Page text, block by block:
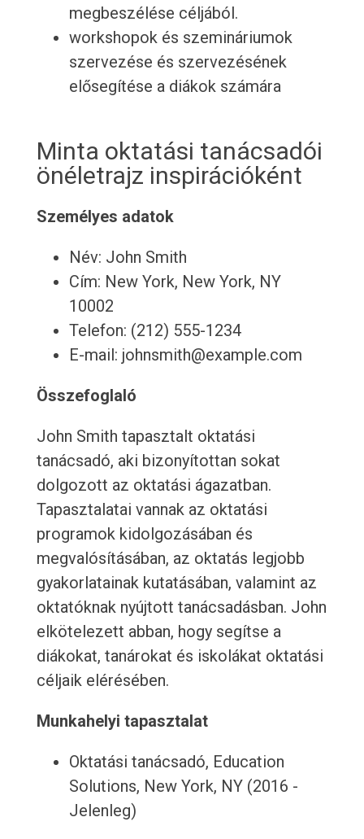
megbeszélése céljából.
workshopok és szemináriumok
szervezése és szervezésének
elősegítése a diákok számára
Minta oktatási tanácsadói
önéletrajz inspirációként
Személyes adatok
Név: John Smith
Cím: New York, New York, NY
10002
Telefon: (212) 555-1234
E-mail: johnsmith@example.com
Összefoglaló
John Smith tapasztalt oktatási
tanácsadó, aki bizonyítottan sokat
dolgozott az oktatási ágazatban.
Tapasztalatai vannak az oktatási
programok kidolgozásában és
megvalósításában, az oktatás legjobb
gyakorlatainak kutatásában, valamint az
oktatóknak nyújtott tanácsadásban. John
elkötelezett abban, hogy segítse a
diákokat, tanárokat és iskolákat oktatási
céljaik elérésében.
Munkahelyi tapasztalat
Oktatási tanácsadó, Education
Solutions, New York, NY (2016 -
Jelenleg)